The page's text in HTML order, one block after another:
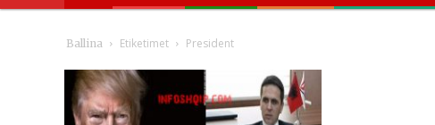
Ballina Etiketimet President